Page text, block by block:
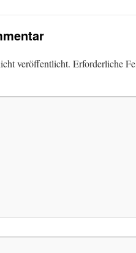
veröffentlicht. Erforderliche